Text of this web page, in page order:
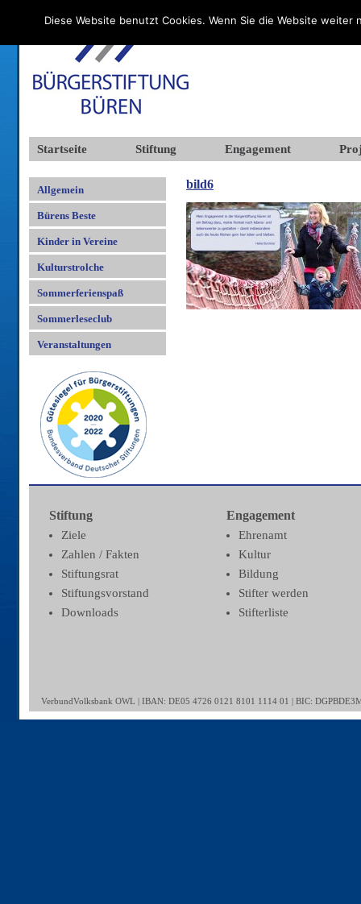
Startseite Stiftung Engagement
Allgemein
Bürens Beste
Kinder in Vereine
Kulturstrolche
Sommerferienspaß
Sommerleseclub
Veranstaltungen
bild6
Stiftung
Ziele
Zahlen / Fakten
Stiftungsrat
Stiftungsvorstand
Downloads
Engagement
Ehrenamt
Kultur
Bildung
Stifter werden
Stifterliste
VerbundVolksbank OWL | IBAN: DE05 4726 0121 8101 1114 01 | BIC:
Diese Website benutzt Cookies. Wenn Sie die Website